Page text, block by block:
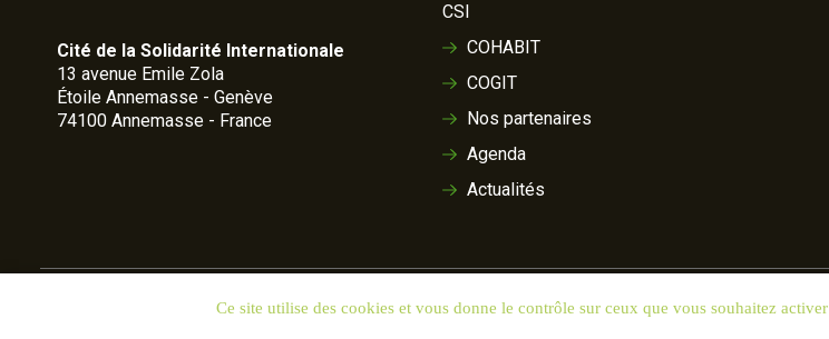
Cité de la Solidarité Internationale
13 avenue Emile Zola
Étoile Annemasse - Genève
74100 Annemasse - France
CSI
COHABIT
COGIT
Nos partenaires
Agenda
Actualités
© 2020 Cité de la Solidarité Crédits Données personnelles & cookies Mentions légales Plan du site
Ce site utilise des cookies et vous donne le contrôle sur ceux que vous souhaitez activer